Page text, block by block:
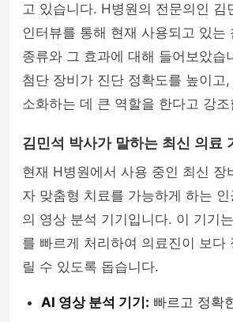
고 있습니다. H병원의 전문의인 김
인터뷰를 통해 현재 사용되고 있는
종류와 그 효과에 대해 들어보았습
첨단 장비가 진단 정확도를 높이고
소화하는 데 큰 역할을 한다고 강조
김민석 박사가 말하는 최신 의료
현재 H병원에서 사용 중인 최신 장
자 맞춤형 치료를 가능하게 하는
의 영상 분석 기기입니다. 이 기기
를 빠르게 처리하여 의료진이 보다
릴 수 있도록 돕습니다.
AI 영상 분석 기기: 빠르고 정확